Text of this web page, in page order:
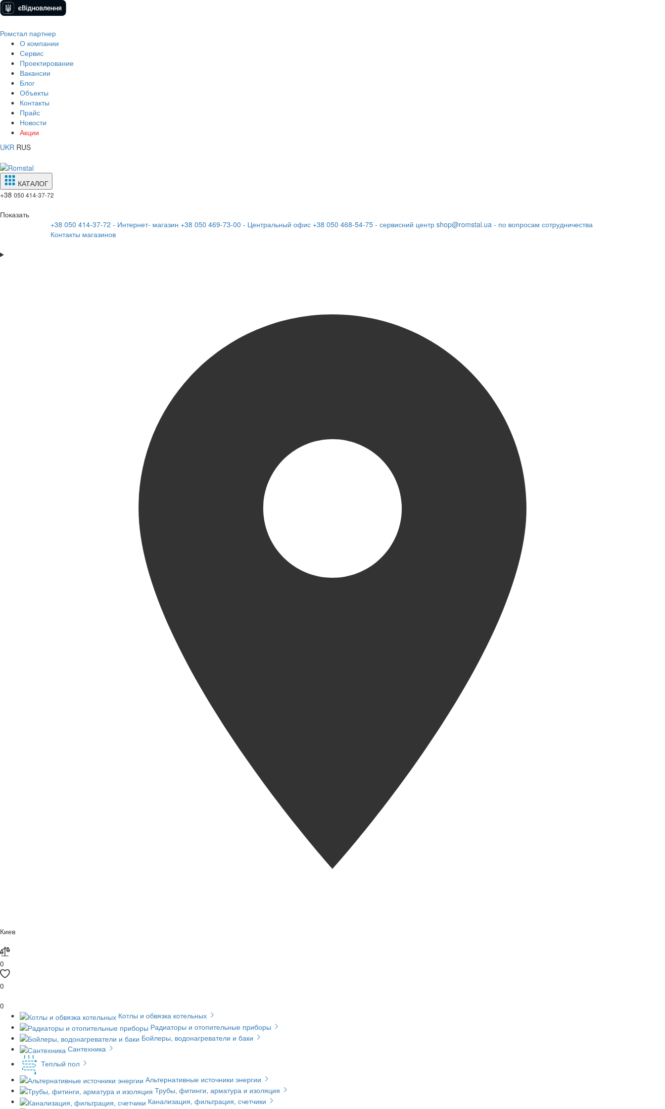
Ромстал партнер
О компании
Сервис
Проектирование
Вакансии
Блог
Объекты
Контакты
Прайс
Новости
Акции
UKR RUS
КАТАЛОГ
+38 050 414-37-72
Показать
+38 050 414-37-72 - Интернет- магазин +38 050 469-73-00 - Центральный офис +38 050 468-54-75 - сервисний центр shop@romstal.ua - по вопросам сотрудничества
Контакты магазинов
Киев
0
0
0
Котлы и обвязка котельных
Радиаторы и отопительные приборы
Бойлеры, водонагреватели и баки
Сантехника
Теплый пол
Альтернативные источники энергии
Трубы, фитинги, арматура и изоляция
Канализация, фильтрация, счетчики